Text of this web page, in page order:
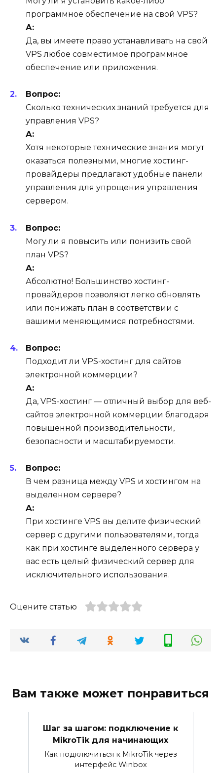
программное обеспечение на свой VPS?
А:
Да, вы имеете право устанавливать на свой
VPS любое совместимое программное
обеспечение или приложения.
Вопрос:
Сколько технических знаний требуется для
управления VPS?
А:
Хотя некоторые технические знания могут
оказаться полезными, многие хостинг-
провайдеры предлагают удобные панели
управления для упрощения управления
сервером.
Вопрос:
Могу ли я повысить или понизить свой
план VPS?
А:
Абсолютно! Большинство хостинг-
провайдеров позволяют легко обновлять
или понижать план в соответствии с
вашими меняющимися потребностями.
Вопрос:
Подходит ли VPS-хостинг для сайтов
электронной коммерции?
А:
Да, VPS-хостинг — отличный выбор для веб-
сайтов электронной коммерции благодаря
повышенной производительности,
безопасности и масштабируемости.
Вопрос:
В чем разница между VPS и хостингом на
выделенном сервере?
А:
При хостинге VPS вы делите физический
сервер с другими пользователями, тогда
как при хостинге выделенного сервера у
вас есть целый физический сервер для
исключительного использования.
Оцените статью
Вам также может понравиться
Шаг за шагом: подключение к
MikroTik для начинающих
Как подключиться к MikroTik через
интерфейс Winbox